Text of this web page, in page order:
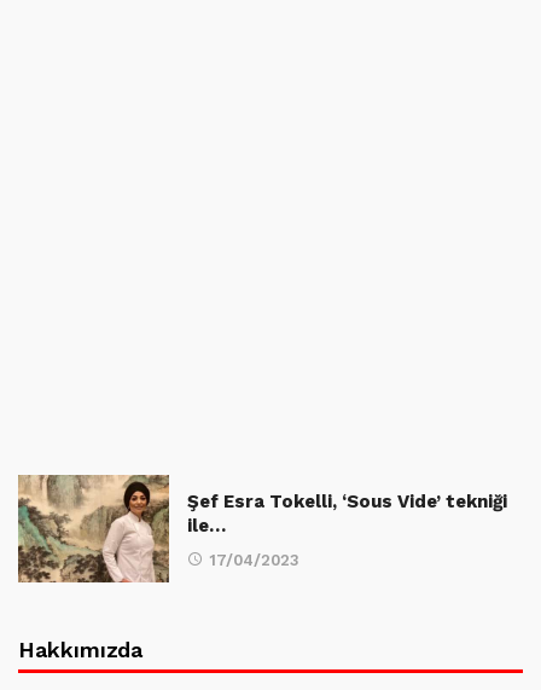
Şef Esra Tokelli, ‘Sous Vide’ tekniği
ile…
17/04/2023
Hakkımızda